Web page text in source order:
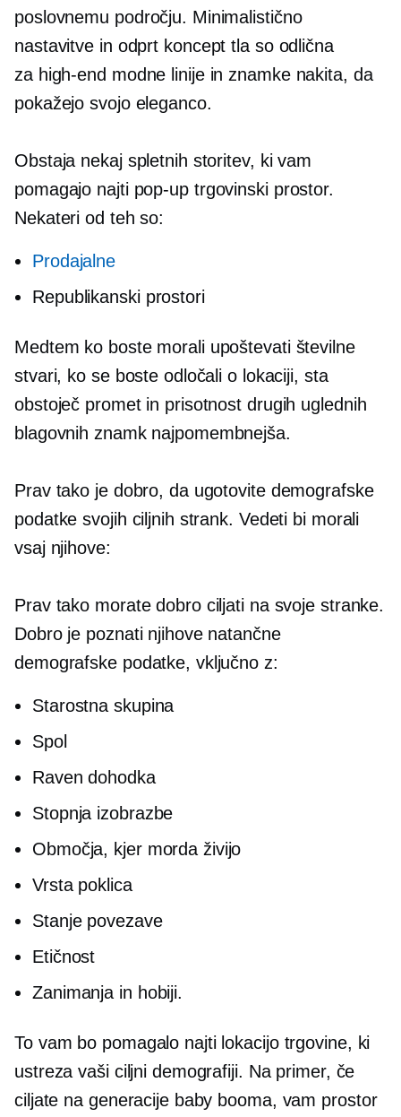
poslovnemu področju. Minimalistično
nastavitve in odprt koncept tla so odlična
za high-end modne linije in znamke nakita, da
pokažejo svojo eleganco.
Obstaja nekaj spletnih storitev, ki vam
pomagajo najti pop-uptrgovinski prostor.
Nekateri od teh so:
Prodajalne
Republikanski prostori
Medtem ko boste morali upoštevati številne
stvari, ko se boste odločali o lokaciji, sta
obstoječ promet in prisotnost drugih uglednih
blagovnih znamk najpomembnejša.
Prav tako je dobro, da ugotovite demografske
podatke svojih ciljnih strank. Vedeti bi morali
vsaj njihove:
Prav tako morate dobro ciljati na svoje stranke.
Dobro je poznati njihove natančne
demografske podatke, vključno z:
Starostna skupina
Spol
Raven dohodka
Stopnja izobrazbe
Območja, kjer morda živijo
Vrsta poklica
Stanje povezave
Etičnost
Zanimanja in hobiji.
To vam bo pomagalo najti lokacijo trgovine, ki
ustreza vaši ciljni demografiji. Na primer, če
ciljate na generacije baby booma, vam prostor